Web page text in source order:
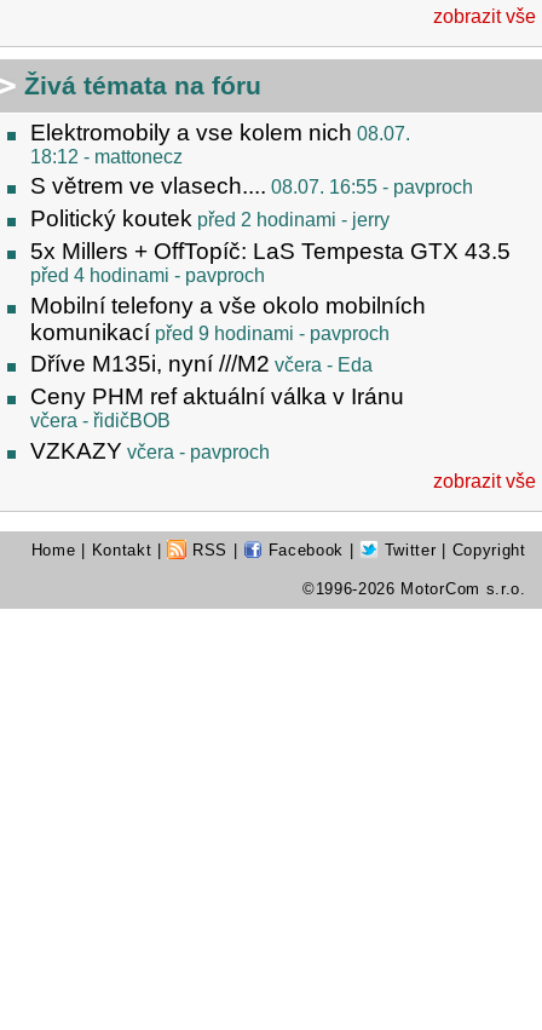
zobrazit vše
Živá témata na fóru
Elektromobily a vse kolem nich 08.07.
18:12 - mattonecz
S větrem ve vlasech.... 08.07. 16:55 - pavproch
Politický koutek před 2 hodinami - jerry
5x Millers + OffTopíč: LaS Tempesta GTX 43.5
před 4 hodinami - pavproch
Mobilní telefony a vše okolo mobilních
komunikací před 9 hodinami - pavproch
Dříve M135i, nyní ///M2 včera - Eda
Ceny PHM ref aktuální válka v Iránu
včera - řidičBOB
VZKAZY včera - pavproch
zobrazit vše
Home Kontakt RSS Facebook Twitter | Copyright
©1996-2026 MotorCom s.r.o.